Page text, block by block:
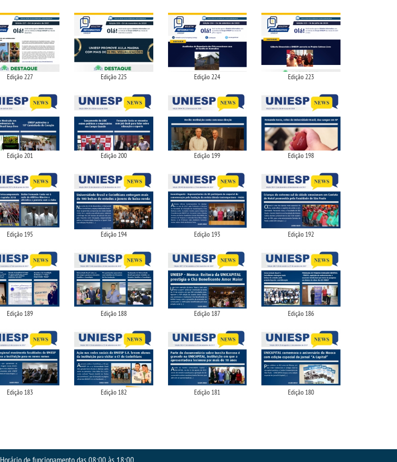
Edição 227 Edição 225 Edição 224 Edição 223
Edição 201 Edição 200 Edição 199 Edição 198
Edição 195 Edição 194 Edição 193 Edição 192
Edição 189 Edição 188 Edição 187 Edição 186
Edição 183 Edição 182 Edição 181 Edição 180